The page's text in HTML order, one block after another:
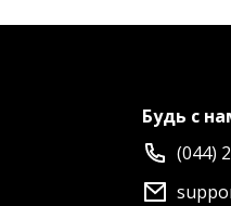
Будь с
(044)